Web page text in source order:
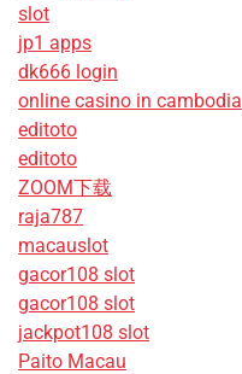
slot
jp1 apps
dk666 login
online casino in cambodia
editoto
editoto
ZOOM下载
raja787
macauslot
gacor108 slot
gacor108 slot
jackpot108 slot
Paito Macau